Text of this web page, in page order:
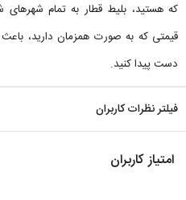
که هستید، بلیط قطار به تمام شهرهای
قیمتی که به صورت همزمان دارید،
دست پیدا کنید.
فیلتر نظرات کاربران
امتیاز کاربران